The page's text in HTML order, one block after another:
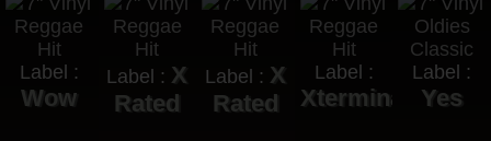
Label :
Wow
Label : X
Rated
Label : X
Rated
Label :
Xterminator
Label :
Yes